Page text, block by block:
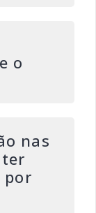
o
nas
por